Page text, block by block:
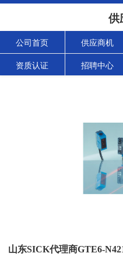
供
公司首页 供应商机
资质认证 招聘中心
山东SICK代理商GTE6-